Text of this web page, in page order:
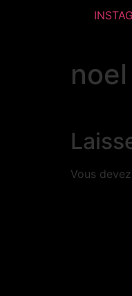
noel
Vous devez